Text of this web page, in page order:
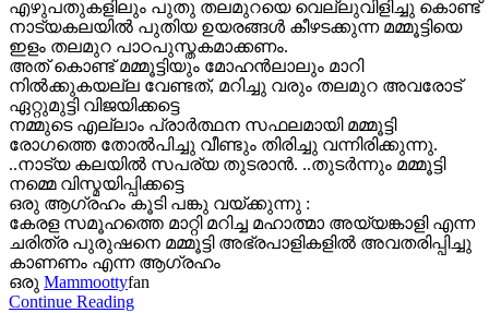
എഴുപതുകളിലും പുതു തലമുറയെ വെല്ലുവിളിച്ചു കൊണ്ട്
നാട്യകലയിൽ പുതിയ ഉയരങ്ങൾ കീഴടക്കുന്ന മമ്മൂട്ടിയെ
ഇളം തലമുറ പാഠപുസ്തകമാക്കണം.
അത് കൊണ്ട് മമ്മൂട്ടിയും മോഹൻലാലും മാറി
നിൽക്കുകയല്ല വേണ്ടത്, മറിച്ചു വരും തലമുറ അവരോട്
ഏറ്റുമുട്ടി വിജയിക്കട്ടെ
നമ്മുടെ എല്ലാം പ്രാർത്ഥന സഫലമായി മമ്മൂട്ടി
രോഗത്തെ തോൽപിച്ചു വീണ്ടും തിരിച്ചു വന്നിരിക്കുന്നു.
..നാട്യ കലയിൽ സപര്യ തുടരാൻ. ..തുടർന്നും മമ്മൂട്ടി
നമ്മെ വിസ്മയിപ്പിക്കട്ടെ
ഒരു ആഗ്രഹം കൂടി പങ്കു വയ്ക്കുന്നു :
കേരള സമൂഹത്തെ മാറ്റി മറിച്ച മഹാത്മാ അയ്യങ്കാളി എന്ന
ചരിത്ര പുരുഷനെ മമ്മൂട്ടി അഭ്രപാളികളിൽ അവതരിപ്പിച്ചു
കാണണം എന്ന ആഗ്രഹം
ഒരു Mammoottyfan
Continue Reading